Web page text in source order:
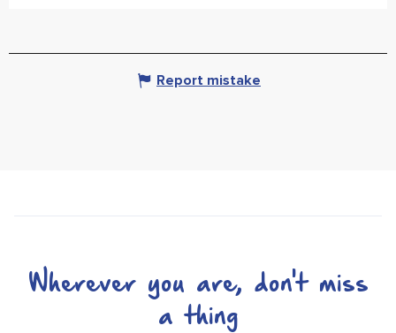
Report mistake
Wherever you are, don't miss
a thing